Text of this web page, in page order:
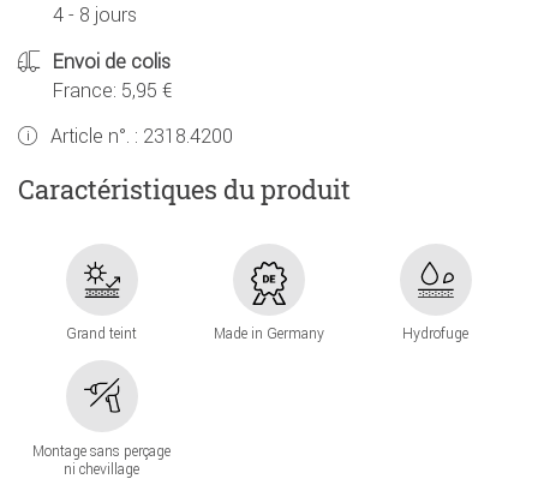
4 - 8 jours
Envoi de colis
France: 5,95 €
Article n°. : 2318.4200
Caractéristiques du produit
Grand teint Made in Germany Hydrofuge
Montage sans perçage
ni chevillage